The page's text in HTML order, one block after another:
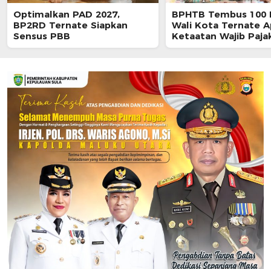
Optimalkan PAD 2027,
BP2RD Ternate Siapkan
Sensus PBB
BPHTB Tembus 100
Wali Kota Ternate
Ketaatan Wajib